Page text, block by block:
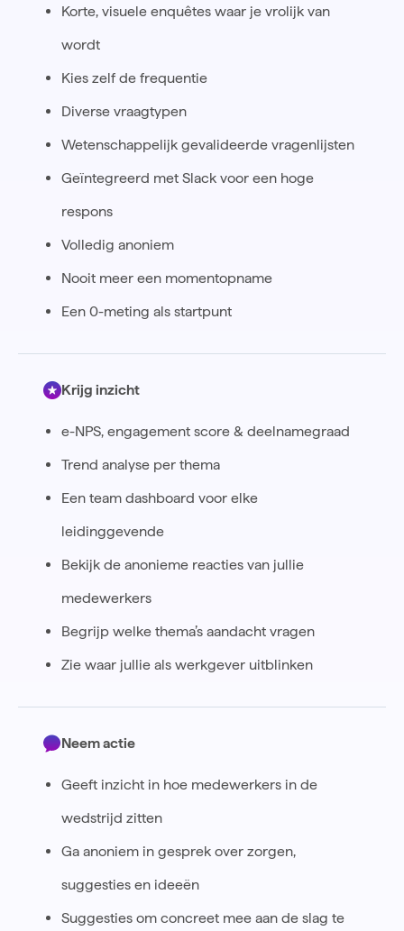
Korte, visuele enquêtes waar je vrolijk van
wordt
Kies zelf de frequentie
Diverse vraagtypen
Wetenschappelijk gevalideerde vragenlijsten
Geïntegreerd met Slack voor een hoge
respons
Volledig anoniem
Nooit meer een momentopname
Een 0-meting als startpunt
Krijg inzicht
e-NPS, engagement score & deelnamegraad
Trend analyse per thema
Een team dashboard voor elke
leidinggevende
Bekijk de anonieme reacties van jullie
medewerkers
Begrijp welke thema’s aandacht vragen
Zie waar jullie als werkgever uitblinken
Neem actie
Geeft inzicht in hoe medewerkers in de
wedstrijd zitten
Ga anoniem in gesprek over zorgen,
suggesties en ideeën
Suggesties om concreet mee aan de slag te